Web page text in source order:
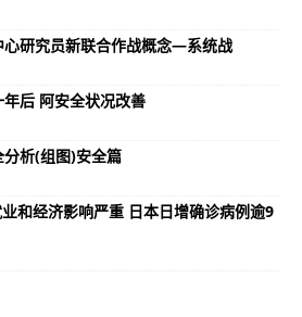
研究员新联合作战概念—系统战
后 阿安全状况改善
析(组图)安全篇
和经济影响严重 日本日增确诊病例逾9